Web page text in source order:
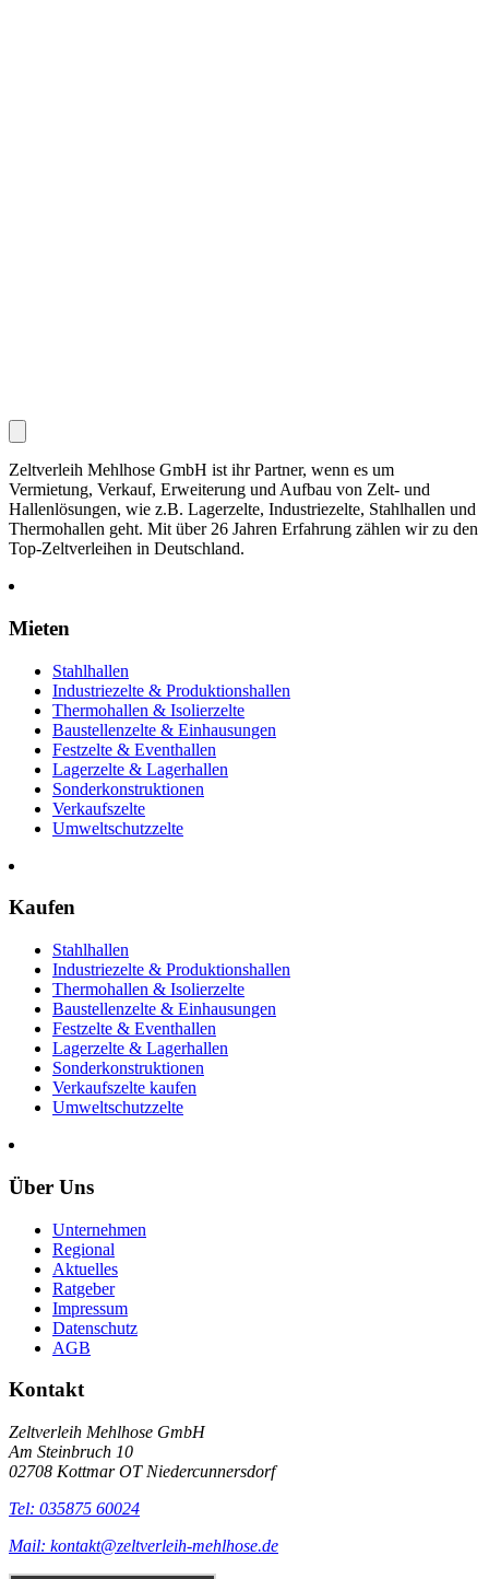
Zeltverleih Mehlhose GmbH ist ihr Partner, wenn es um
Vermietung, Verkauf, Erweiterung und Aufbau von Zelt- und
Hallenlösungen, wie z.B. Lagerzelte, Industriezelte, Stahlhallen und
Thermohallen geht. Mit über 26 Jahren Erfahrung zählen wir zu den
Top-Zeltverleihen in Deutschland.
Mieten
Stahlhallen
Industriezelte & Produktionshallen
Thermohallen & Isolierzelte
Baustellenzelte & Einhausungen
Festzelte & Eventhallen
Lagerzelte & Lagerhallen
Sonderkonstruktionen
Verkaufszelte
Umweltschutzzelte
Kaufen
Stahlhallen
Industriezelte & Produktionshallen
Thermohallen & Isolierzelte
Baustellenzelte & Einhausungen
Festzelte & Eventhallen
Lagerzelte & Lagerhallen
Sonderkonstruktionen
Verkaufszelte kaufen
Umweltschutzzelte
Über Uns
Unternehmen
Regional
Aktuelles
Ratgeber
Impressum
Datenschutz
AGB
Kontakt
Zeltverleih Mehlhose GmbH
Am Steinbruch 10
02708 Kottmar OT Niedercunnersdorf
Tel: 035875 60024
Mail: kontakt@zeltverleih-mehlhose.de